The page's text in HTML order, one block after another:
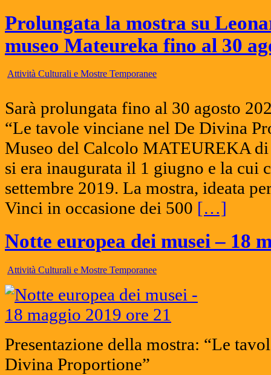
Prolungata la mostra su
museo Mateureka fino al 30
Attività Culturali e Mostre Temporanee
Sarà prolungata fino al 30 agosto
“Le tavole vinciane nel De Divina
Museo del Calcolo MATEUREKA
si era inaugurata il 1 giugno e la cui
settembre 2019. La mostra, ideata
Vinci in occasione dei 500 […]
Notte europea dei musei – 18
Attività Culturali e Mostre Temporanee
Presentazione della mostra: “Le
Divina Proportione”